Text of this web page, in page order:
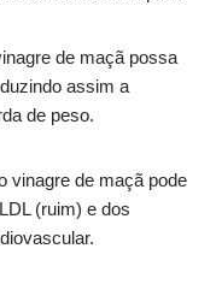
de maçã possa
assim a
de peso.
vinagre de maçã pode
(ruim) e dos